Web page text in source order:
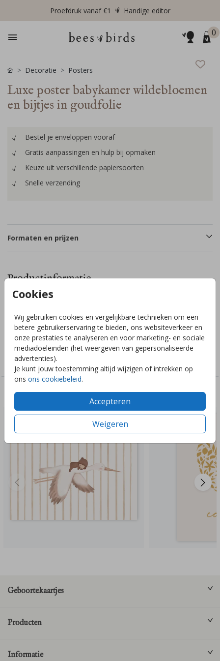
Proefdruk vanaf €1 Handige editor
0
Cookies
Wij gebruiken cookies en vergelijkbare technieken om een
betere gebruikerservaring te bieden, ons websiteverkeer en
onze prestaties te analyseren en voor marketing- en sociale
mediadoeleinden (het weergeven van gepersonaliseerde
advertenties).
Je kunt jouw toestemming altijd wijzigen of intrekken op
ons ons cookiebeleid.
Accepteren
Weigeren
Decoratie Posters
Luxe poster babykamer wildebloemen
en bijtjes in goudfolie
Bestel je enveloppen vooraf
Gratis aanpassingen en hulp bij opmaken
Keuze uit verschillende papiersoorten
Snelle verzending
Formaten en prijzen
Productinformatie
Luxe poster babykamer wildebloemen en bijtjes in goudfolie.
Collectie
Posters
Deze ontwerpen vind je misschien ook leuk
Geboortekaartjes
Producten
Informatie